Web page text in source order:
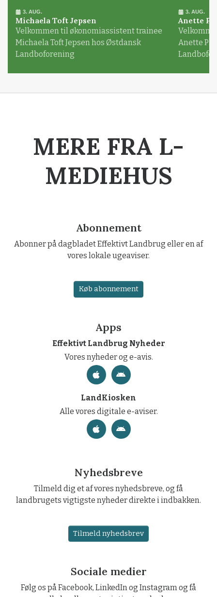
3. AUG.
Michaela Toft Jepsen
Velkommen til økonomiassistent trainee
Michaela Toft Jepsen hos Østdansk
Landboforening
3. AUG.
Anette
Anette
MERE FRA L-
MEDIEHUS
Abonnement
Abonner på dagbladet Effektivt Landbrug eller en af
vores lokale ugeaviser.
Køb abonnement
Apps
Effektivt Landbrug Nyheder
Vores nyheder og e-avis.
LandKiosken
Alle vores digitale e-aviser.
Nyhedsbreve
Tilmeld dig et af vores nyhedsbreve, og få
landbrugets vigtigste nyheder direkte i indbakken.
Tilmeld nyhedsbrev
Sociale medier
Følg os på Facebook, LinkedIn og Instagram og få